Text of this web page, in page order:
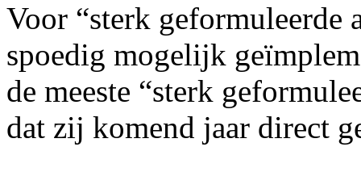
Voor “sterk geformuleerde
spoedig mogelijk
de meeste “sterk
dat zij komend jaar direct